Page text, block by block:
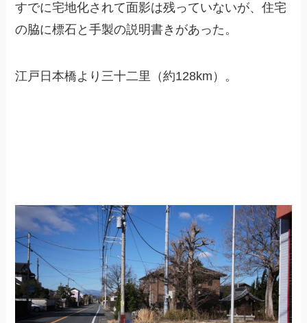
すでに宅地化されて面影は残っていないが、住宅
の脇に標石と手製の説明書きがあった。
江戸日本橋より三十二里（約128km）。